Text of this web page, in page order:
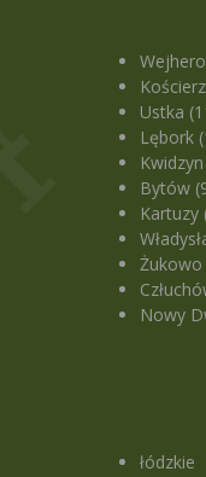
Ustka
Lębork
Bytów
Kartuzy
Żukowo
Nowy
łódzkie